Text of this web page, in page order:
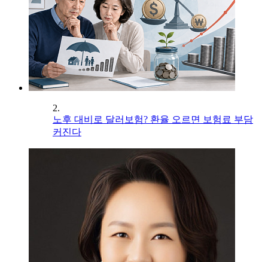
2.
노후 대비로 달러보험? 환율 오르면 보험료 부담
커진다